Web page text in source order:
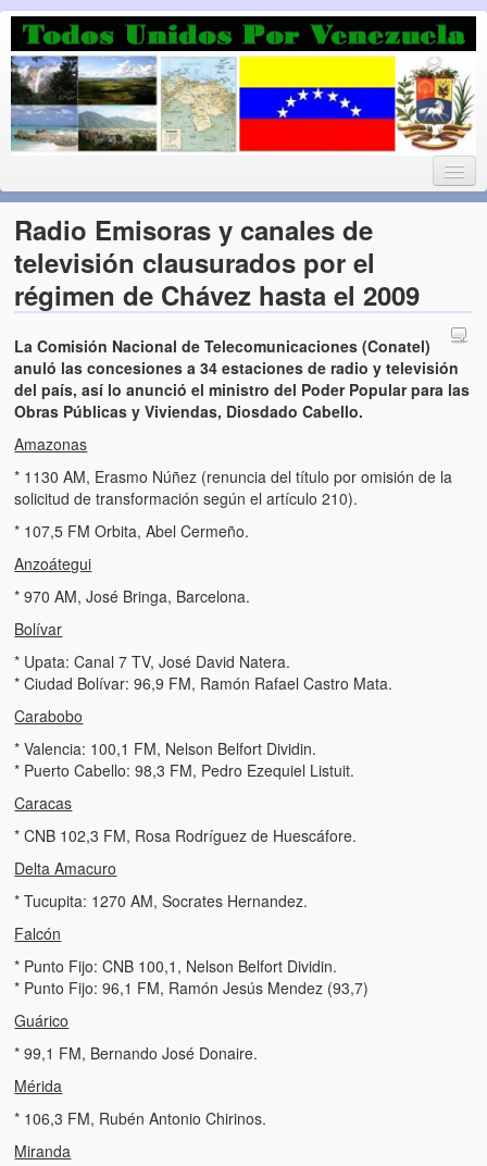
Luchando por la Democracia
Fuera el chavismo, la peor peste que le ha caido a esta tierra
Home
¡Bienvenido!
Todos Unidos por Venezuela te da la bienvenida a éste nuestro
Blog. (Todos Unidos por Venezuela welcomes you to our Blog)
Acerca de este blog (About this Blog)
Artículos
El Tipo y los Rojos en Los Teques (The Jerk and the Reds in
Teques)
Hablé con Chavistas (I spoke with chavistas)
Chavez “such a children lover”)
Los niños de las calles de Venezuela (Children of the streets of
Luis y El Mono… en armas (Luis and El Mono… armed)
Radio Emisoras y canales de televisión clausurados por el
de Chávez hasta el 2009
Victimas del 11 de abril de 2002
Víctimas del régimen dictatorial de Chávez desde que tomó el
poder hasta el 31 de diciembre de 2009
Víctimas inocentes de la violencia castrista del 4 de Febrero de
1992
¡¡¡Miserable traidor, mira a tu pueblo!!! (Despicable traitor, look
your country!!!)
Radio Emisoras y canales de
televisión clausurados por el
régimen de Chávez hasta el 2009
La Comisión Nacional de Telecomunicaciones (Conatel)
anuló las concesiones a 34 estaciones de radio y televisión
del país, así lo anunció el ministro del Poder Popular para las
Obras Públicas y Viviendas, Diosdado Cabello.
Amazonas
* 1130 AM, Erasmo Núñez (renuncia del título por omisión de la
solicitud de transformación según el artículo 210).
* 107,5 FM Orbita, Abel Cermeño.
Anzoátegui
* 970 AM, José Bringa, Barcelona.
Bolívar
* Upata: Canal 7 TV, José David Natera.
* Ciudad Bolívar: 96,9 FM, Ramón Rafael Castro Mata.
Carabobo
* Valencia: 100,1 FM, Nelson Belfort Dividin.
* Puerto Cabello: 98,3 FM, Pedro Ezequiel Listuit.
Caracas
* CNB 102,3 FM, Rosa Rodríguez de Huescáfore.
Delta Amacuro
* Tucupita: 1270 AM, Socrates Hernandez.
Falcón
* Punto Fijo: CNB 100,1, Nelson Belfort Dividin.
* Punto Fijo: 96,1 FM, Ramón Jesús Mendez (93,7)
Guárico
* 99,1 FM, Bernando José Donaire.
Mérida
* 106,3 FM, Rubén Antonio Chirinos.
Miranda